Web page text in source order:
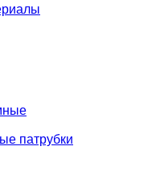
патрубки